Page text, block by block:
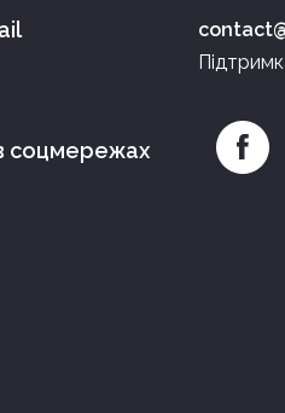
соцмережах